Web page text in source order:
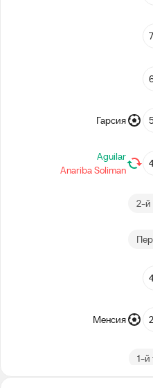
Гарсия
Aguilar
Anariba Soliman
2-й
Менсия
1-й